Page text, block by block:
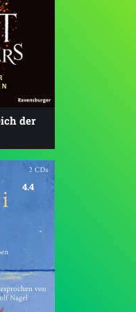
der
4.4